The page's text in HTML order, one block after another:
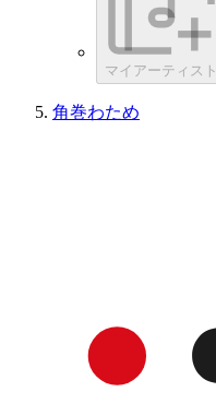
マイアーティスト
角巻わため